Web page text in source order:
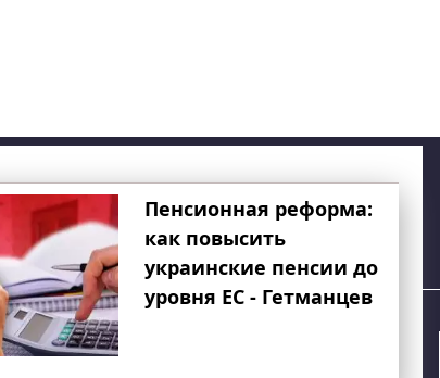
Пенсионная реформа:
как повысить
украинские пенсии до
уровня ЕС - Гетманцев